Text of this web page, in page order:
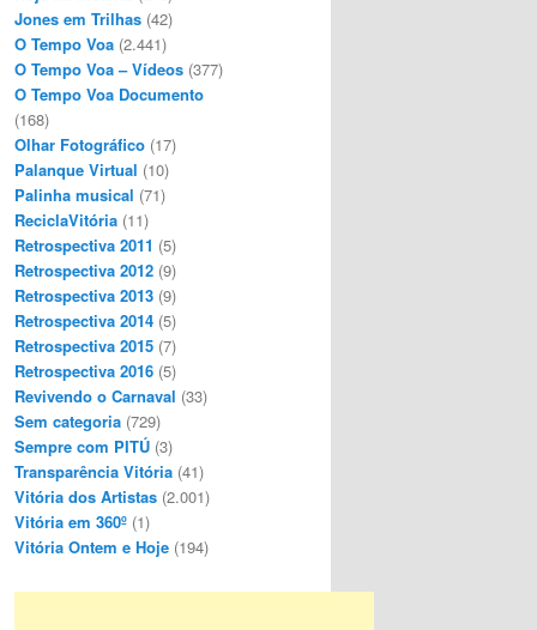
Jones em Trilhas (42)
O Tempo Voa (2.441)
O Tempo Voa – Vídeos (377)
O Tempo Voa Documento
(168)
Olhar Fotográfico (17)
Palanque Virtual (10)
Palinha musical (71)
ReciclaVitória (11)
Retrospectiva 2011 (5)
Retrospectiva 2012 (9)
Retrospectiva 2013 (9)
Retrospectiva 2014 (5)
Retrospectiva 2015 (7)
Retrospectiva 2016 (5)
Revivendo o Carnaval (33)
Sem categoria (729)
Sempre com PITÚ (3)
Transparência Vitória (41)
Vitória dos Artistas (2.001)
Vitória em 360º (1)
Vitória Ontem e Hoje (194)